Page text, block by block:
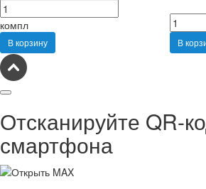
компл
В корзину В
Отсканируйте QR-
смартфона